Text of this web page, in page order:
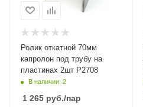
Ролик откатной 70мм
капролон под трубу на
пластинах 2шт Р2708
В наличии: 2
1 265 руб./пар